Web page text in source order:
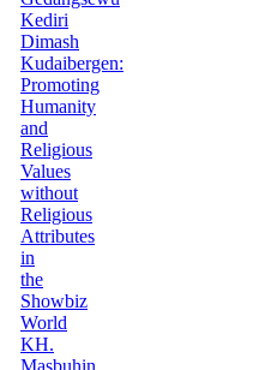
Kediri
Dimash
Kudaibergen:
Promoting
Humanity
and
Religious
Values
without
Religious
Attributes
in
the
Showbiz
World
KH.
Masbuhin